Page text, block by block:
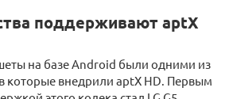
поддерживают aptX
на базе Android были одними из
которые внедрили aptX HD. Первым